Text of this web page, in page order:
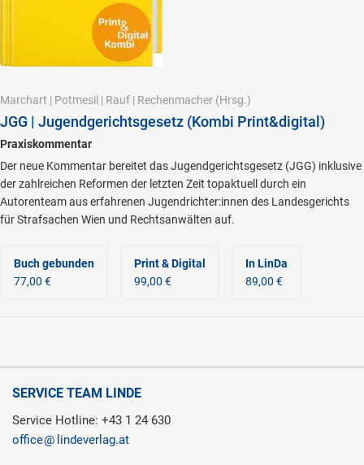
Marchart | Potmesil | Rauf | Rechenmacher (Hrsg.)
JGG | Jugendgerichtsgesetz (Kombi Print&digital)
Praxiskommentar
Der neue Kommentar bereitet das Jugendgerichtsgesetz (JGG) inklusive
der zahlreichen Reformen der letzten Zeit topaktuell durch ein
Autorenteam aus erfahrenen Jugendrichter:innen des Landesgerichts
für Strafsachen Wien und Rechtsanwälten auf.
Buch gebunden
77,00 €
Print & Digital
99,00 €
In LinDa
89,00 €
SERVICE TEAM LINDE
Service Hotline: +43 1 24 630
office
lindeverlag.at